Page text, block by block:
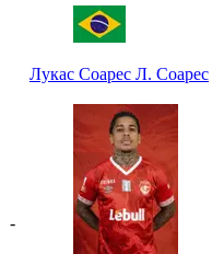
Лукас Соарес Л. Соарес
-